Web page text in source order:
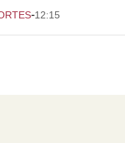
-12:15